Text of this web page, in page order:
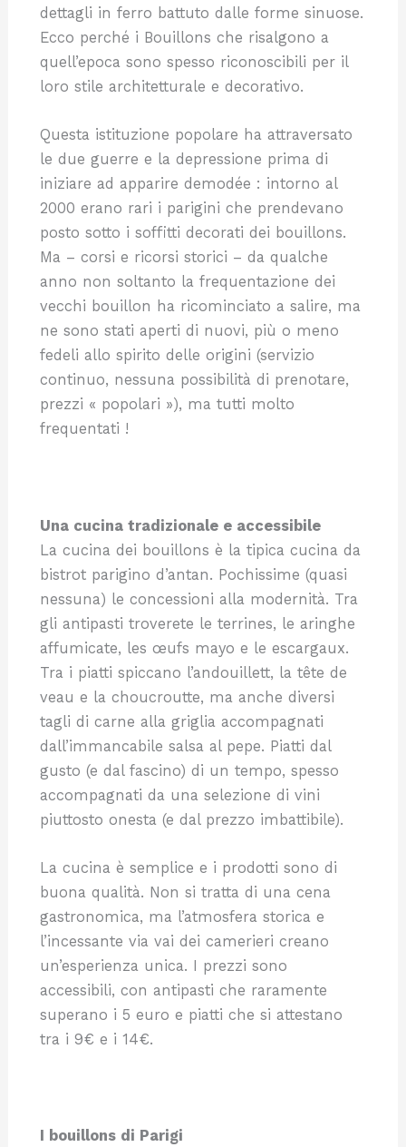
dettagli in ferro battuto dalle forme sinuose.
Ecco perché i Bouillons che risalgono a
quell’epoca sono spesso riconoscibili per il
loro stile architetturale e decorativo.
Questa istituzione popolare ha attraversato
le due guerre e la depressione prima di
iniziare ad apparire demodée : intorno al
2000 erano rari i parigini che prendevano
posto sotto i soffitti decorati dei bouillons.
Ma – corsi e ricorsi storici – da qualche
anno non soltanto la frequentazione dei
vecchi bouillon ha ricominciato a salire, ma
ne sono stati aperti di nuovi, più o meno
fedeli allo spirito delle origini (servizio
continuo, nessuna possibilità di prenotare,
prezzi « popolari »), ma tutti molto
frequentati !
Una cucina tradizionale e accessibile
La cucina dei bouillons è la tipica cucina da
bistrot parigino d’antan. Pochissime (quasi
nessuna) le concessioni alla modernità. Tra
gli antipasti troverete le terrines, le aringhe
affumicate, les œufs mayo e le escargaux.
Tra i piatti spiccano l’andouillett, la tête de
veau e la choucroutte, ma anche diversi
tagli di carne alla griglia accompagnati
dall’immancabile salsa al pepe. Piatti dal
gusto (e dal fascino) di un tempo, spesso
accompagnati da una selezione di vini
piuttosto onesta (e dal prezzo imbattibile).
La cucina è semplice e i prodotti sono di
buona qualità. Non si tratta di una cena
gastronomica, ma l’atmosfera storica e
l’incessante via vai dei camerieri creano
un’esperienza unica. I prezzi sono
accessibili, con antipasti che raramente
superano i 5 euro e piatti che si attestano
tra i 9€ e i 14€.
I bouillons di Parigi